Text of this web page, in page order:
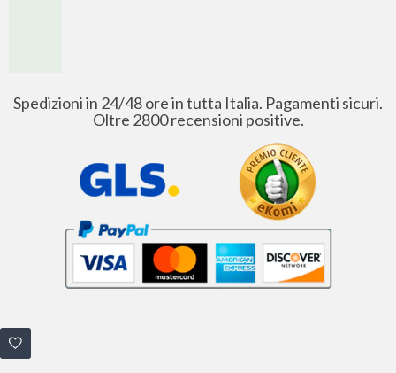
Spedizioni in 24/48 ore in tutta Italia. Pagamenti sicuri.
Oltre 2800 recensioni positive.